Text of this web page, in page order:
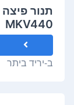
MKV440
ב-יריד ביתר